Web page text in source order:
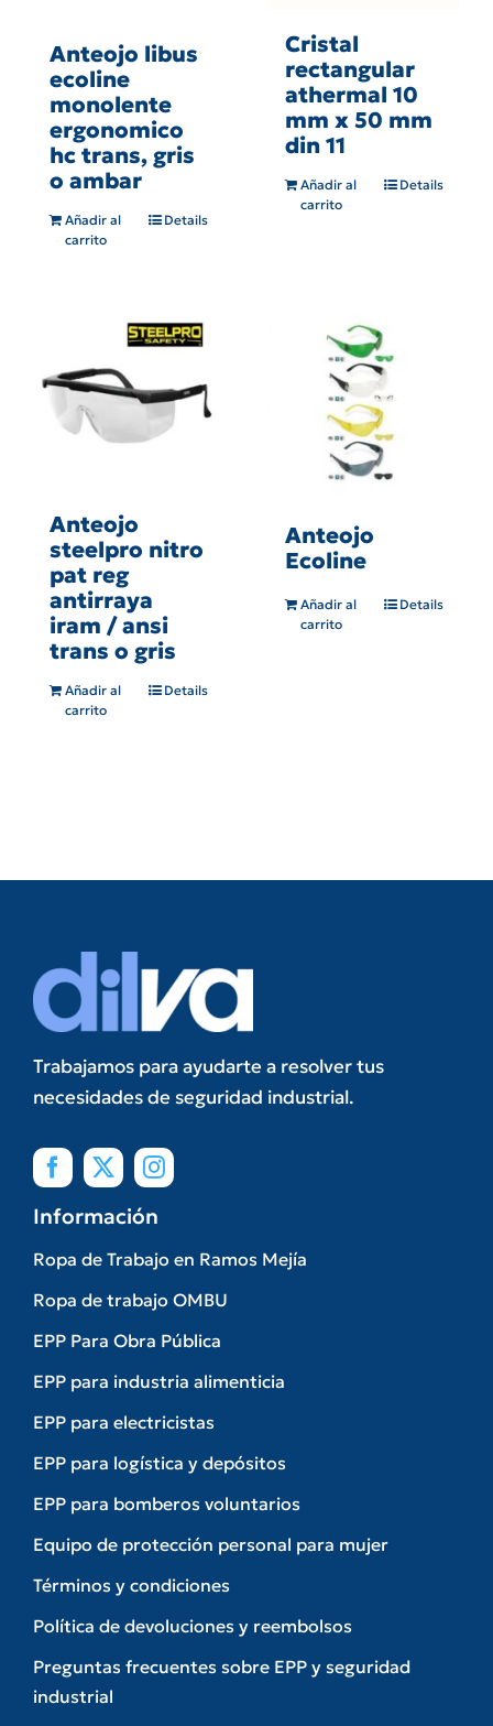
Anteojo libus
ecoline
monolente
ergonomico
hc trans, gris
o ambar
Añadir al
carrito
Details
Cristal
rectangular
athermal 10
mm x 50 mm
din 11
Añadir al
carrito
Details
Anteojo
steelpro nitro
pat reg
antirraya
iram / ansi
trans o gris
Añadir al
carrito
Details
Anteojo
Ecoline
Añadir al
carrito
Details
Trabajamos para ayudarte a resolver tus
necesidades de seguridad industrial.
Información
Ropa de Trabajo en Ramos Mejía
Ropa de trabajo OMBU
EPP Para Obra Pública
EPP para industria alimenticia
EPP para electricistas
EPP para logística y depósitos
EPP para bomberos voluntarios
Equipo de protección personal para mujer
Términos y condiciones
Política de devoluciones y reembolsos
Preguntas frecuentes sobre EPP y seguridad
industrial